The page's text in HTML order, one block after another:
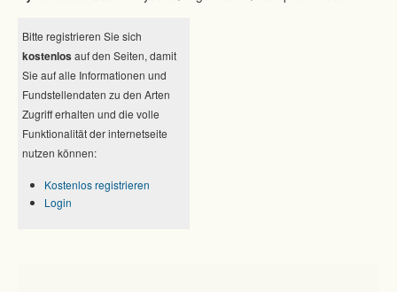
Bitte registrieren Sie sich
kostenlos auf den Seiten, damit
Sie auf alle Informationen und
Fundstellendaten zu den Arten
Zugriff erhalten und die volle
Funktionalität der internetseite
nutzen können:
Kostenlos registrieren
Login